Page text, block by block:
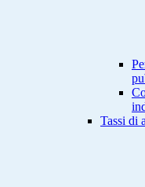
Tassi di